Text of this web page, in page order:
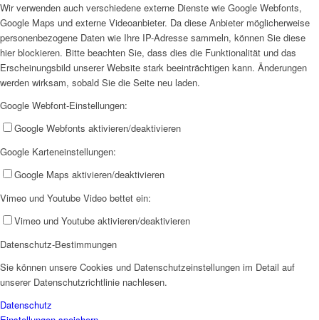
Jobs
Feedback
Wir verwenden auch verschiedene externe Dienste wie Google Webfonts,
Google Maps und externe Videoanbieter. Da diese Anbieter möglicherweise
personenbezogene Daten wie Ihre IP-Adresse sammeln, können Sie diese
hier blockieren. Bitte beachten Sie, dass dies die Funktionalität und das
Erscheinungsbild unserer Website stark beeinträchtigen kann. Änderungen
werden wirksam, sobald Sie die Seite neu laden.
Google Webfont-Einstellungen:
Google Webfonts aktivieren/deaktivieren
Google Karteneinstellungen:
Google Maps aktivieren/deaktivieren
Vimeo und Youtube Video bettet ein:
Vimeo und Youtube aktivieren/deaktivieren
Datenschutz-Bestimmungen
Sie können unsere Cookies und Datenschutzeinstellungen im Detail auf
unserer Datenschutzrichtlinie nachlesen.
Datenschutz